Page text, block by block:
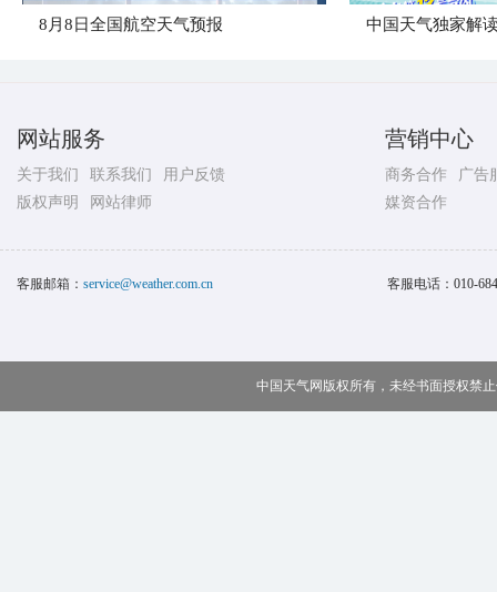
8月8日全国航空天气预报 中国天气独家解
网站服务
关于我们 联系我们
用户反馈
版权声明
网站律师
营销中心
商务合作
广告
媒资合作
客服邮箱： service@weather.com.cn 客服电话： 010-
中国天气网版权所有，未经书面授权